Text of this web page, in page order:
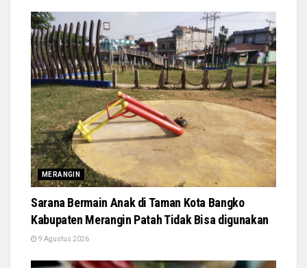
MERANGIN
Sarana Bermain Anak di Taman Kota Bangko
Kabupaten Merangin Patah Tidak Bisa digunakan
9 Agustus 2026